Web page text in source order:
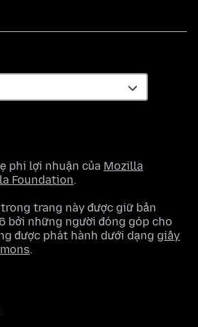
phi lợi nhuận của Mozilla
Foundation.
trang này được giữ bản
bởi những người đóng góp cho
được phát hành dưới dạng giấy
.